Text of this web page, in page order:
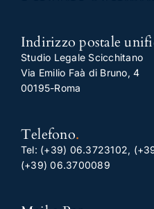
Indirizzo postale
Studio Legale Scicchitano
Via Emilio Faà di Bruno, 4
00195-Roma
Telefono.
Tel: (+39) 06.3723102,
(+39) 06.3700089